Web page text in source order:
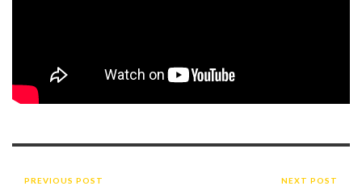
PREVIOUS POST NEXT POST